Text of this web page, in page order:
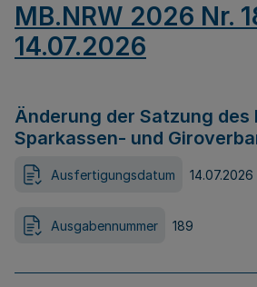
MB.NRW 2026 Nr.
14.07.2026
Änderung der Satzung des
Sparkassen- und
Ausfertigungsdatum 14.07.2026
Ausgabennummer 189